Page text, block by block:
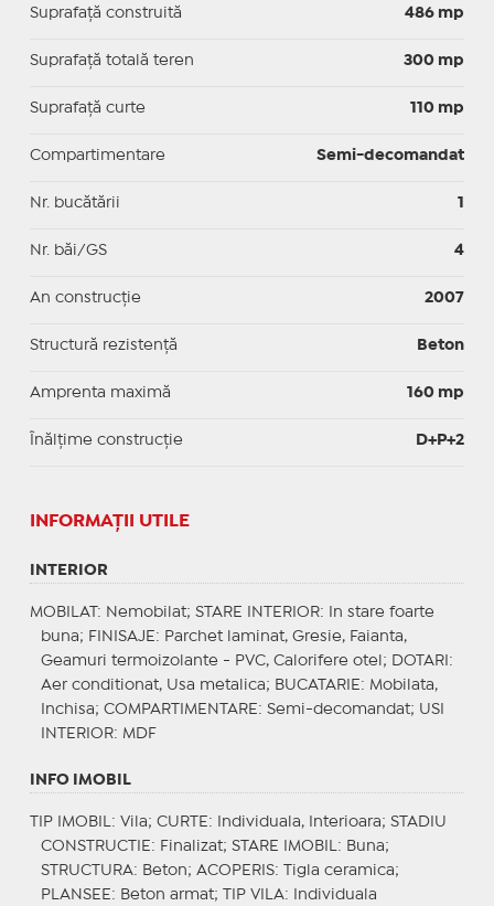
Suprafaţă construită 486 mp
Suprafață totală teren 300 mp
Suprafaţă curte 110 mp
Compartimentare Semi-decomandat
Nr. bucătării 1
Nr. băi/GS 4
An construcție 2007
Structură rezistență Beton
Amprenta maximă 160 mp
Înălțime construcție D+P+2
INFORMAŢII UTILE
INTERIOR
MOBILAT : Nemobilat; STARE INTERIOR: In stare foarte
buna; FINISAJE : Parchet laminat, Gresie, Faianta,
Geamuri termoizolante - PVC, Calorifere otel;
DOTARI :
Aer conditionat, Usa metalica; BUCATARIE : Mobilata,
Inchisa; COMPARTIMENTARE : Semi-decomandat; USI
INTERIOR: MDF
INFO IMOBIL
TIP IMOBIL : Vila; CURTE : Individuala, Interioara; STADIU
CONSTRUCTIE : Finalizat; STARE IMOBIL : Buna;
STRUCTURA: Beton; ACOPERIS: Tigla ceramica;
PLANSEE : Beton armat; TIP VILA: Individuala